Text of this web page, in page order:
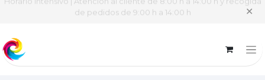
Horario intensivo | Atención al cliente de 8:00 h a 14:00 h y recogida
de pedidos de 9:00 h a 14:00 h
✕